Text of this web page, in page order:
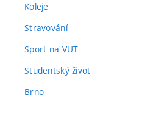
Koleje
Stravování
Sport na VUT
Studentský život
Brno